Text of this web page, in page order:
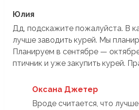
Юлия
Дд, подскажите пожалуйста. В
лучше заводить курей. Мы
Планируем в сентябре —
птичник и уже закупить курей.
Оксана Джетер
Вроде считается, что